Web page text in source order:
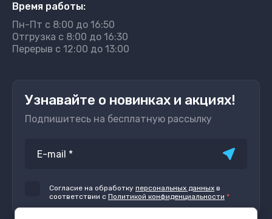
Время работы:
Пн-Пт с 8:00 до 16:50
Отгрузка с 8:00 до 16:30
Перерыв с 12:00 до 13:00
Узнавайте о новинках и акциях!
Подпишитесь на бесплатную рассылку
Согласие на обработку персональных данных в
соответствии с Политикой конфиденциальности *